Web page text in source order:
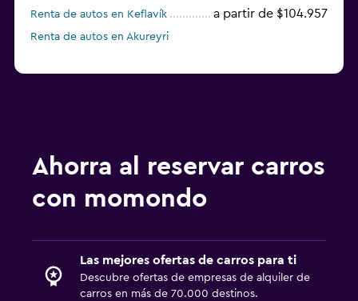
Renta de autos en Keflavík a partir de $104.957
Renta de autos en Akureyri
Ahorra al reservar carros
con momondo
Las mejores ofertas de carros para ti
Descubre ofertas de empresas de alquiler de
carros en más de 70.000 destinos.